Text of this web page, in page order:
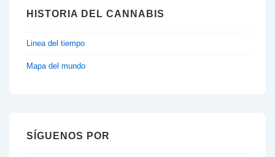
HISTORIA DEL CANNABIS
Linea del tiempo
Mapa del mundo
SÍGUENOS POR